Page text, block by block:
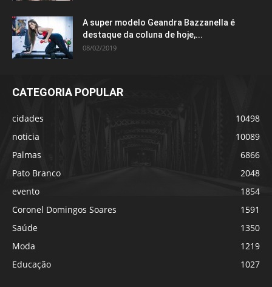
A super modelo Geandra Bazzanella é
destaque da coluna de hoje,...
08/02/2019
CATEGORIA POPULAR
cidades
10498
noticia
10089
Palmas
6866
Pato Branco
2048
evento
1854
Coronel Domingos Soares
1591
Saúde
1350
Moda
1219
Educação
1027